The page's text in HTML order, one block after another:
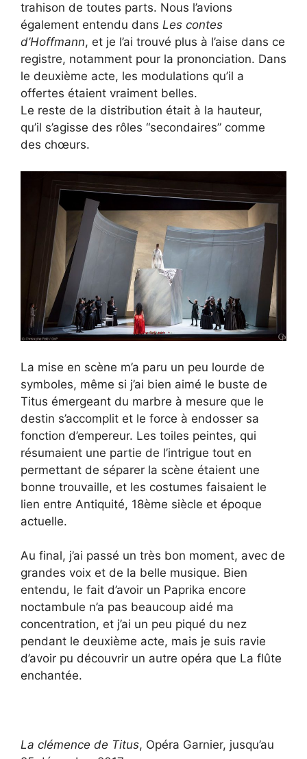
trahison de toutes parts. Nous l’avions
également entendu dans Les contes
d’Hoffmann, et je l’ai trouvé plus à l’aise dans ce
registre, notamment pour la prononciation. Dans
le deuxième acte, les modulations qu’il a
offertes étaient vraiment belles.
Le reste de la distribution était à la hauteur,
qu’il s’agisse des rôles “secondaires” comme
des chœurs.
La mise en scène m’a paru un peu lourde de
symboles, même si j’ai bien aimé le buste de
Titus émergeant du marbre à mesure que le
destin s’accomplit et le force à endosser sa
fonction d’empereur. Les toiles peintes, qui
résumaient une partie de l’intrigue tout en
permettant de séparer la scène étaient une
bonne trouvaille, et les costumes faisaient le
lien entre Antiquité, 18ème siècle et époque
actuelle.
Au final, j’ai passé un très bon moment, avec de
grandes voix et de la belle musique. Bien
entendu, le fait d’avoir un Paprika encore
noctambule n’a pas beaucoup aidé ma
concentration, et j’ai un peu piqué du nez
pendant le deuxième acte, mais je suis ravie
d’avoir pu découvrir un autre opéra que La flûte
enchantée.
La clémence de Titus, Opéra Garnier, jusqu’au